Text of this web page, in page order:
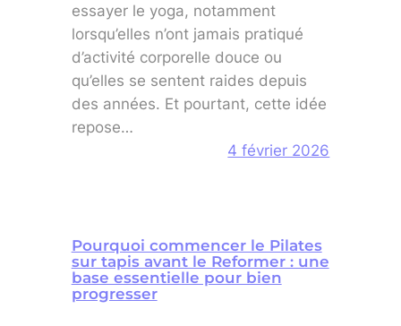
essayer le yoga, notamment
lorsqu’elles n’ont jamais pratiqué
d’activité corporelle douce ou
qu’elles se sentent raides depuis
des années. Et pourtant, cette idée
repose…
4 février 2026
Pourquoi commencer le Pilates
sur tapis avant le Reformer : une
base essentielle pour bien
progresser